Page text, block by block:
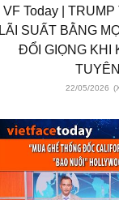
VF Today |
LÃI SUẤT BẰNG
ĐỔI GIỌNG KHI
22/05/2026